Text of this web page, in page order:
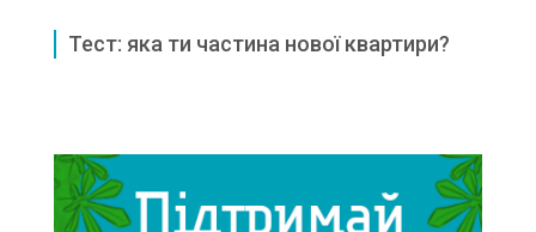
Тест: яка ти частина нової квартири?